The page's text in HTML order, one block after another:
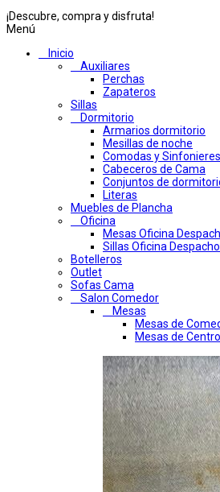
¡Descubre, compra y disfruta!
Menú
Inicio
Auxiliares
Perchas
Zapateros
Sillas
Dormitorio
Armarios dormitorio
Mesillas de noche
Comodas y Sinfonieres
Cabeceros de Cama
Conjuntos de
Literas
Muebles de Plancha
Oficina
Mesas Oficina
Sillas Oficina
Botelleros
Outlet
Sofas Cama
Salon Comedor
Mesas
Mesas de
Mesas de Centro